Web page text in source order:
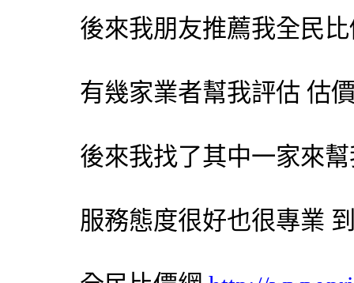
後來我朋友推薦我全民
有幾家業者幫我評估 估
後來我找了其中一家來
服務態度很好也很專業